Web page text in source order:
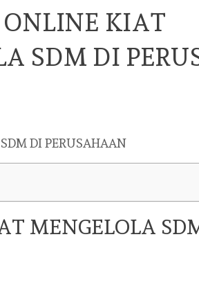
KIAT
SDM DI
DI PERUSAHAAN
MENGELOLA